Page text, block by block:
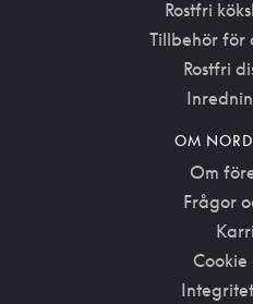
Rostfri
Tillbehör för
Rostfri
OM
Om
Frågor
Cookie